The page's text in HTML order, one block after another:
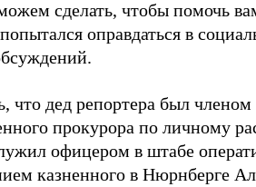
сделать, чтобы помочь
оправдаться в
что дед репортера был
прокурора по личному
офицером в штабе
казненного в Нюрнберге